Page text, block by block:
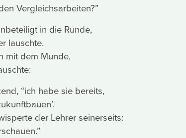
Vergleichsarbeiten?”
in die Runde,
lauschte.
mit dem Munde,
“ich habe sie bereits,
der Lehrer seinerseits: